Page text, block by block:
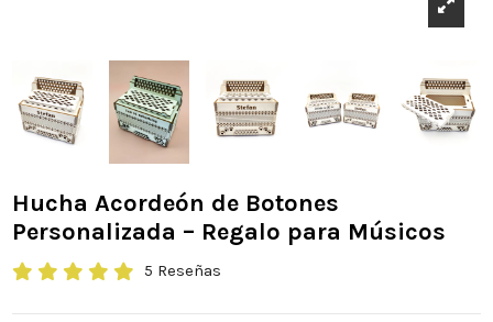
Hucha Acordeón de Botones
Personalizada – Regalo para Músicos
5 Reseñas